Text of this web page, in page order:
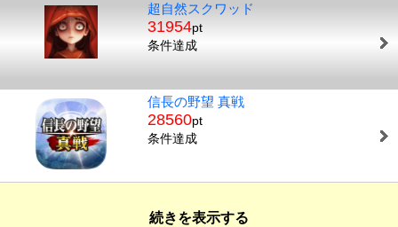
超自然スクワッド
31954pt
条件達成
信長の野望 真戦
28560pt
条件達成
続きを表示する